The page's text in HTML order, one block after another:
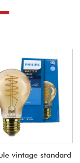
vintage standard